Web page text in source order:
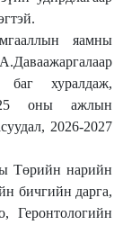
яамны
баг хуралдаж,
оны ажлын
2026-2027
Төрийн нарийн
бичгийн дарга,